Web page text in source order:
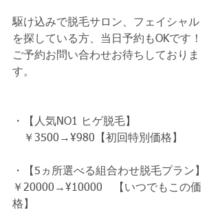
駆け込みで脱毛サロン、フェイシャル
を探している方、当日予約もOKです！
ご予約お問い合わせお待ちしておりま
す。
・【人気NO1 ヒゲ脱毛】
￥3500→¥980【初回特別価格】
・【5ヵ所選べる組合わせ脱毛プラン】
￥20000→¥10000　【いつでもこの価
格】